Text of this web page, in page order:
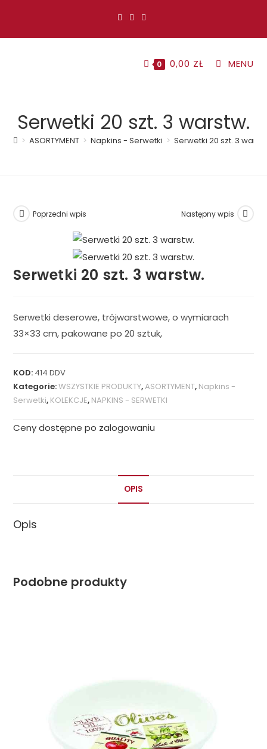
0 0,00 ZŁ MENU
Serwetki 20 szt. 3 warstw.
> ASORTYMENT > Napkins - Serwetki > Serwetki 20 szt. 3
Poprzedni wpis Następny wpis
Serwetki 20 szt. 3 warstw.
Serwetki deserowe, trójwarstwowe, o wymiarach
33×33 cm, pakowane po 20 sztuk,
KOD: 414 DDV
Kategorie:WSZYSTKIE PRODUKTY,ASORTYMENT, Napkins -
Serwetki, KOLEKCJE, NAPKINS - SERWETKI
Ceny dostępne po zalogowaniu
OPIS
Opis
Podobne produkty